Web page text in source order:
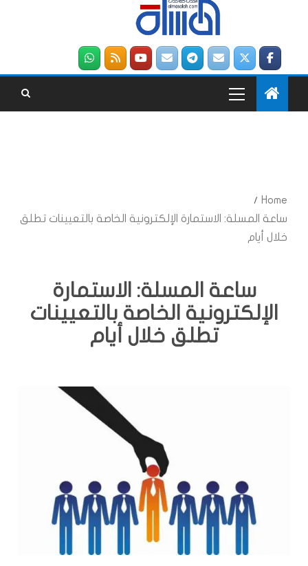
Home
ساعة المسلة: الاستمارة الإلكترونية الخاصة بالتعيينات تطلق
خلال أيام
ساعة المسلة: الاستمارة
الإلكترونية الخاصة بالتعيينات
تطلق خلال أيام